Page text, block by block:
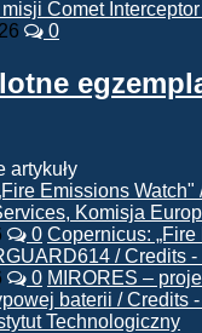
0
artykuły
0 Copernicus: „Fire
0 MIRORES –